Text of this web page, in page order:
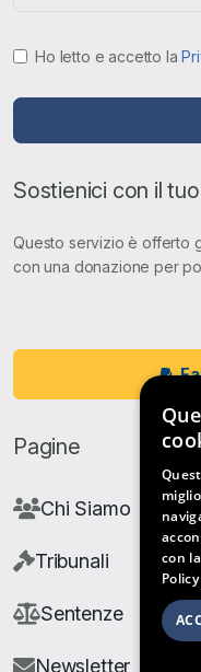
Ho letto e accetto la
Sostienici con il
Questo servizio è offerto
con una donazione per
Pagine
Chi Siamo
Tribunali
Sentenze
Newsletter
con
Policy